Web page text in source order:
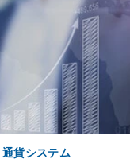
貨システム